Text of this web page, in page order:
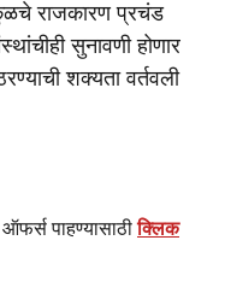
राजकारण प्रचंड
सुनावणी होणार
शक्यता वर्तवली
पाहण्यासाठीक्लिक